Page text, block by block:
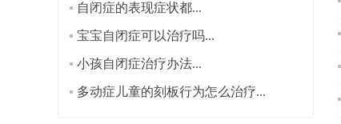
自闭症的表现症状都...
宝宝自闭症可以治疗吗...
小孩自闭症治疗办法...
多动症儿童的刻板行为怎么治疗...